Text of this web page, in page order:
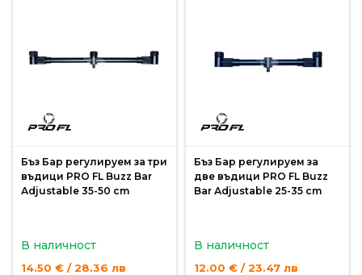
Бъз Бар регулируем за три
въдици PRO FL Buzz Bar
Аdjustable 35-50 cm
В наличност
14.50 € / 28.36 лв
Бъз Бар регулируем за
две въдици PRO FL Buzz
Bar Аdjustable 25-35 cm
В наличност
12.00 € / 23.47 лв